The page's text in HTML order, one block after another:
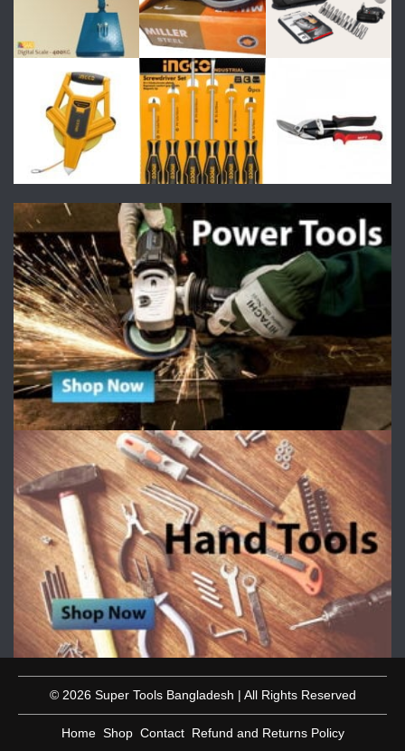
© 2026 Super Tools Bangladesh | All Rights Reserved
Home Shop Contact Refund and Returns Policy